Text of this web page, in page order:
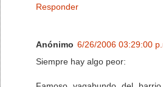
Responder
Anónimo 6/26/2006 03:29:00
Siempre hay algo peor: